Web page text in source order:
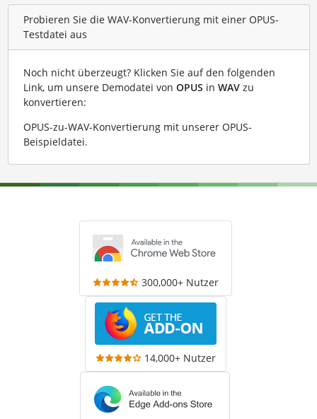
Probieren Sie die WAV-Konvertierung mit einer OPUS-
Testdatei aus
Noch nicht überzeugt? Klicken Sie auf den folgenden
Link, um unsere Demodatei von OPUS in WAVzu
konvertieren:
OPUS-zu-WAV-Konvertierung mit unserer OPUS-
Beispieldatei.
300,000+ Nutzer
14,000+ Nutzer